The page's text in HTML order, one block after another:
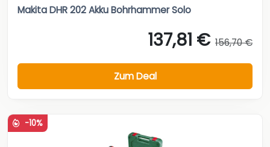
Makita DHR 202 Akku Bohrhammer Solo
137,81 € 156,70 €
Zum Deal
-10%